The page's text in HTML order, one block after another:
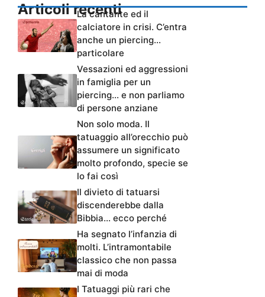
Articoli recenti
La cantante ed il
calciatore in crisi. C’entra
anche un piercing…
particolare
Vessazioni ed aggressioni
in famiglia per un
piercing… e non parliamo
di persone anziane
Non solo moda. Il
tatuaggio all’orecchio può
assumere un significato
molto profondo, specie se
lo fai così
Il divieto di tatuarsi
discenderebbe dalla
Bibbia… ecco perché
Ha segnato l’infanzia di
molti. L’intramontabile
classico che non passa
mai di moda
I Tatuaggi più rari che